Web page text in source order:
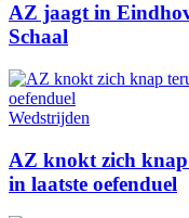
AZ jaagt in
Schaal
Wedstrijden
AZ knokt zich
in laatste oefenduel